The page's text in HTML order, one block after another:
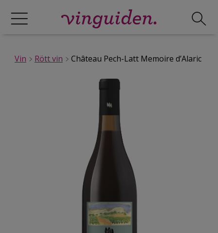
Vin Rött vin Château Pech-Latt Memoire d’Alaric